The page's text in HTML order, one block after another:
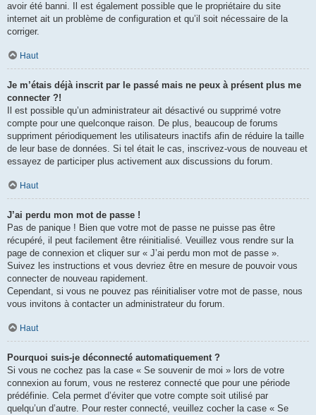
avoir été banni. Il est également possible que le propriétaire du site
internet ait un problème de configuration et qu’il soit nécessaire de la
corriger.
Haut
Je m’étais déjà inscrit par le passé mais ne peux à présent plus me
connecter ?!
Il est possible qu’un administrateur ait désactivé ou supprimé votre
compte pour une quelconque raison. De plus, beaucoup de forums
suppriment périodiquement les utilisateurs inactifs afin de réduire la taille
de leur base de données. Si tel était le cas, inscrivez-vous de nouveau et
essayez de participer plus activement aux discussions du forum.
Haut
J’ai perdu mon mot de passe !
Pas de panique ! Bien que votre mot de passe ne puisse pas être
récupéré, il peut facilement être réinitialisé. Veuillez vous rendre sur la
page de connexion et cliquer sur « J’ai perdu mon mot de passe ».
Suivez les instructions et vous devriez être en mesure de pouvoir vous
connecter de nouveau rapidement.
Cependant, si vous ne pouvez pas réinitialiser votre mot de passe, nous
vous invitons à contacter un administrateur du forum.
Haut
Pourquoi suis-je déconnecté automatiquement ?
Si vous ne cochez pas la case « Se souvenir de moi » lors de votre
connexion au forum, vous ne resterez connecté que pour une période
prédéfinie. Cela permet d’éviter que votre compte soit utilisé par
quelqu’un d’autre. Pour rester connecté, veuillez cocher la case « Se